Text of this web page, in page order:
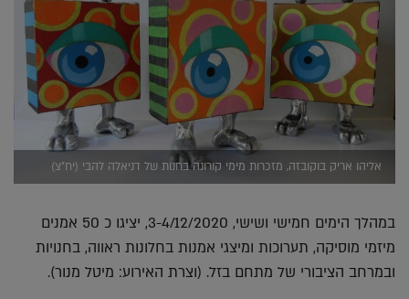
אליהו אריק בוקובזה, מזכרות מימי קורונה בחנות של דניאלה להבי (יח"צ)
במהלך הימים חמישי ושישי, 3-4/12/2020, יציגו כ 50 אמנים
מיזמי מוסיקה, תערוכות ומיצגי אמנות בחלונות ראווה, בחנויות
ובמרחב הציבורי של מתחם בזל. (וצרת האירוע: מיטל מנור).